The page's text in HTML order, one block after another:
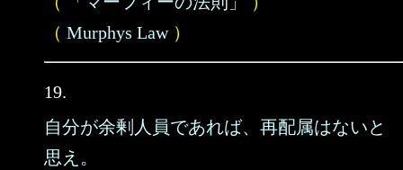
（ Murphys Law）
19.
自分が余剰人員であれば、再配属はないと
思え。